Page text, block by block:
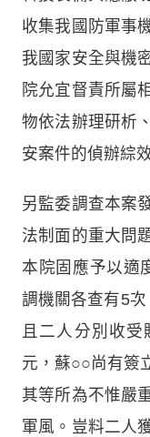
收集我國防軍事
我國家安全與機
院允宜督責所屬
物依法辦理研析
安案件的偵辦綜
另監委調查本案
法制面的重大問
本院固應予以適
調機關各查有5次
且二人分別收
元，蘇○○尚有簽
其等所為不惟嚴
軍風。豈料二人